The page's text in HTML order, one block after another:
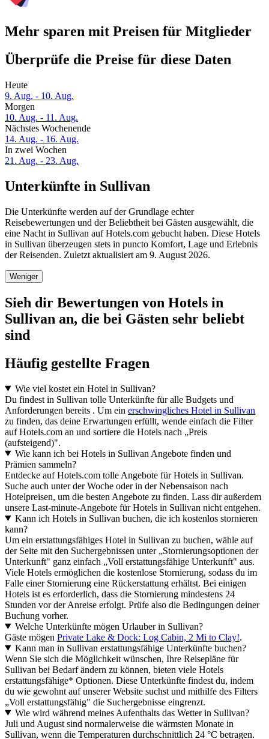
Mehr sparen mit Preisen für Mitglieder
Überprüfe die Preise für diese Daten
Heute
9. Aug. - 10. Aug.
Morgen
10. Aug. - 11. Aug.
Nächstes Wochenende
14. Aug. - 16. Aug.
In zwei Wochen
21. Aug. - 23. Aug.
Unterkünfte in Sullivan
Die Unterkünfte werden auf der Grundlage echter
Reisebewertungen und der Beliebtheit bei Gästen ausgewählt, die
eine Nacht in Sullivan auf Hotels.com gebucht haben. Diese Hotels
in Sullivan überzeugen stets in puncto Komfort, Lage und Erlebnis
der Reisenden. Zuletzt aktualisiert am 9. August 2026.
Weniger
Sieh dir Bewertungen von Hotels in
Sullivan an, die bei Gästen sehr beliebt
sind
Häufig gestellte Fragen
Wie viel kostet ein Hotel in Sullivan?
Du findest in Sullivan tolle Unterkünfte für alle Budgets und
Anforderungen bereits . Um ein erschwingliches Hotel in Sullivan
zu finden, das deine Erwartungen erfüllt, wende einfach die Filter
auf Hotels.com an und sortiere die Hotels nach „Preis
(aufsteigend)".
Wie kann ich bei Hotels in Sullivan Angebote finden und
Prämien sammeln?
Entdecke auf Hotels.com tolle Angebote für Hotels in Sullivan.
Suche auch unter der Woche oder in der Nebensaison nach
Hotelpreisen, um die besten Angebote zu finden. Lass dir außerdem
unsere Last-minute-Angebote für Hotels in Sullivan nicht entgehen.
Kann ich Hotels in Sullivan buchen, die ich kostenlos stornieren
kann?
Um ein erstattungsfähiges Hotel in Sullivan zu buchen, wähle auf
der Seite mit den Suchergebnissen unter „Stornierungsoptionen der
Unterkunft" ganz einfach „Voll erstattungsfähige Unterkunft" aus.
Viele Hotels ermöglichen die kostenlose Stornierung, sodass du im
Falle einer Stornierung eine Rückerstattung erhältst. Bei einigen
Hotels ist es erforderlich, dass die Stornierung mindestens 24
Stunden vor der Anreise erfolgt. Prüfe also die Bedingungen deiner
Buchung vorher.
Welche Unterkünfte mögen Urlauber in Sullivan?
Gäste mögen Private Lake & Dock: Log Cabin, 2 Mi to Clay!.
Kann man in Sullivan erstattungsfähige Unterkünfte buchen?
Wenn Sie sich die Möglichkeit wünschen, Ihre Reisepläne für
Sullivan bei Bedarf ändern zu können, bieten viele Hotels
erstattungsfähige* Optionen. Diese Unterkünfte findest du, indem
du wie gewohnt auf unserer Website suchst und mithilfe des Filters
„Voll erstattungsfähig" die Suchergebnisse eingrenzt.
Wie wird während meines Aufenthalts das Wetter in Sullivan?
Juli und August sind normalerweise die wärmsten Monate in
Sullivan, wenn die Temperaturen durchschnittlich 24 °C betragen.